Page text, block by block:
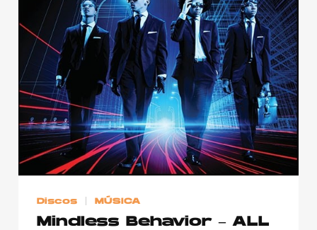
Cover Story
Publicidad
Contacto
Aviso Legal
© 2015-2022 UMOMAG. PROPIEDAD DE UMO agency. TODOS LOS
DERECHOS RESERVADOS.
Discos MÚSICA
Mindless Behavior – ALL